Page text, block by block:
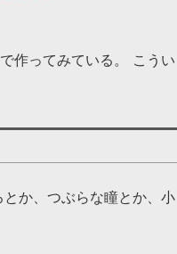
作ってみている。 こうい
か、つぶらな瞳とか、小